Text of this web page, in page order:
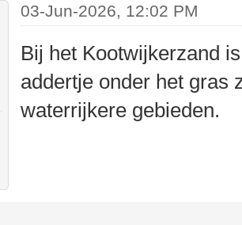
03-Jun-2026, 12:02 PM
Bij het Kootwijkerzand
addertje onder het gras
waterrijkere gebieden.